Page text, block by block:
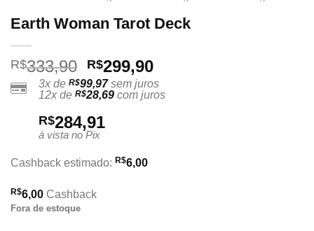
Earth Woman Tarot Deck
R$333,90 O
preço
original
era:
R$333,90.
R$299,90O
preço
atual
3x de R$99,97sem juros
12x de R$28,69 com juros
R$284,91
à vista no Pix
Cashback estimado: R$6,00
R$6,00 Cashback
Fora de estoque